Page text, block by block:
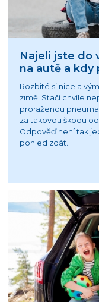
Najeli jste do
na autě a kdy
Rozbité silnice a
zimě. Stačí chvíle
proraženou
za takovou škodu
Odpověď není tak
pohled zdát.